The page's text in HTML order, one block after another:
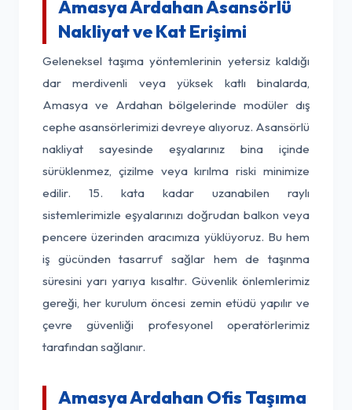
Amasya Ardahan Asansörlü
Nakliyat ve Kat Erişimi
Geleneksel taşıma yöntemlerinin yetersiz kaldığı
dar merdivenli veya yüksek katlı binalarda,
Amasya ve Ardahan bölgelerinde modüler dış
cephe asansörlerimizi devreye alıyoruz. Asansörlü
nakliyat sayesinde eşyalarınız bina içinde
sürüklenmez, çizilme veya kırılma riski minimize
edilir. 15. kata kadar uzanabilen raylı
sistemlerimizle eşyalarınızı doğrudan balkon veya
pencere üzerinden aracımıza yüklüyoruz. Bu hem
iş gücünden tasarruf sağlar hem de taşınma
süresini yarı yarıya kısaltır. Güvenlik önlemlerimiz
gereği, her kurulum öncesi zemin etüdü yapılır ve
çevre güvenliği profesyonel operatörlerimiz
tarafından sağlanır.
Amasya Ardahan Ofis Taşıma